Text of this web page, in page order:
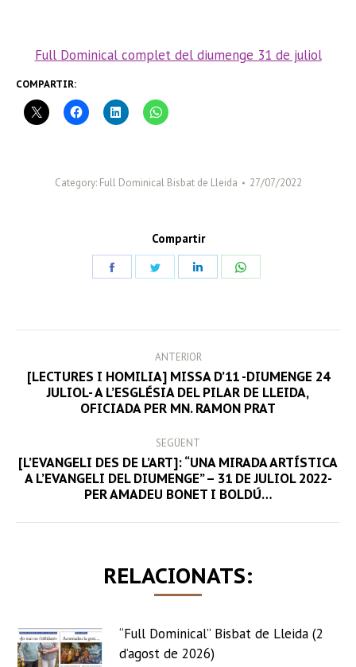
Full Dominical complet del diumenge 31 de juliol
COMPARTIR:
Category: Full Dominical Bisbat de Lleida 27/07/2022
Compartir
NAVIGATION
ANTERIOR
Previous
post:
[LECTURES I HOMILIA] MISSA D’11 -DIUMENGE 24
JULIOL- A L’ESGLÉSIA DEL PILAR DE LLEIDA,
OFICIADA PER MN. RAMON PRAT
SEGÜENT
Next
post:
[L’EVANGELI DES DE L’ART]: “UNA MIRADA ARTÍSTICA
A L’EVANGELI DEL DIUMENGE” – 31 DE JULIOL 2022-
PER AMADEU BONET I BOLDÚ…
RELACIONATS:
“Full Dominical” Bisbat de Lleida (2
d’agost de 2026)